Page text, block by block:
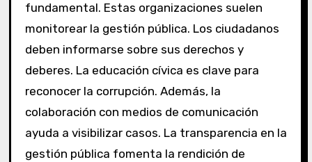
fundamental. Estas organizaciones suelen
monitorear la gestión pública. Los ciudadanos
deben informarse sobre sus derechos y
deberes. La educación cívica es clave para
reconocer la corrupción. Además, la
colaboración con medios de comunicación
ayuda a visibilizar casos. La transparencia en la
gestión pública fomenta la rendición de